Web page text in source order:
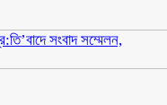
সংবাদ সম্মেলন,